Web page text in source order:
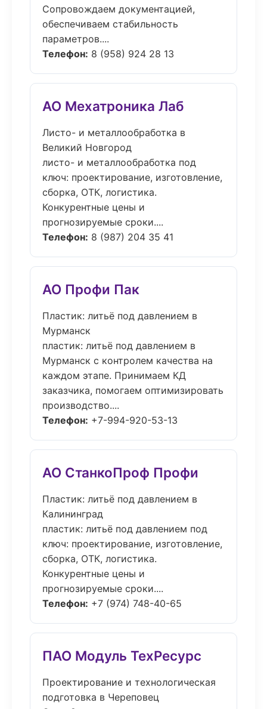
Сопровождаем документацией,
обеспечиваем стабильность
параметров....
Телефон: 8 (958) 924 28 13
АО Мехатроника Лаб
Листо- и металлообработка в
Великий Новгород
листо- и металлообработка под
ключ: проектирование, изготовление,
сборка, ОТК, логистика.
Конкурентные цены и
прогнозируемые сроки....
Телефон: 8 (987) 204 35 41
АО Профи Пак
Пластик: литьё под давлением в
Мурманск
пластик: литьё под давлением в
Мурманск с контролем качества на
каждом этапе. Принимаем КД
заказчика, помогаем оптимизировать
производство....
Телефон: +7-994-920-53-13
АО СтанкоПроф Профи
Пластик: литьё под давлением в
Калининград
пластик: литьё под давлением под
ключ: проектирование, изготовление,
сборка, ОТК, логистика.
Конкурентные цены и
прогнозируемые сроки....
Телефон: +7 (974) 748-40-65
ПАО Модуль ТехРесурс
Проектирование и технологическая
подготовка в Череповец